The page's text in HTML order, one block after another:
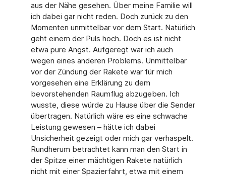
aus der Nähe gesehen. Über meine Familie will
ich dabei gar nicht reden. Doch zurück zu den
Momenten unmittelbar vor dem Start. Natürlich
geht einem der Puls hoch. Doch es ist nicht
etwa pure Angst. Aufgeregt war ich auch
wegen eines anderen Problems. Unmittelbar
vor der Zündung der Rakete war für mich
vorgesehen eine Erklärung zu dem
bevorstehenden Raumflug abzugeben. Ich
wusste, diese würde zu Hause über die Sender
übertragen. Natürlich wäre es eine schwache
Leistung gewesen – hätte ich dabei
Unsicherheit gezeigt oder mich gar verhaspelt.
Rundherum betrachtet kann man den Start in
der Spitze einer mächtigen Rakete natürlich
nicht mit einer Spazierfahrt, etwa mit einem